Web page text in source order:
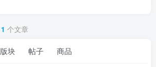
1 个文章
版块 帖子 商品